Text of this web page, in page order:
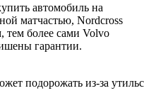
автомобиль на
матчастью, Nordcross
более сами Volvo
гарантии.
подорожать из-за